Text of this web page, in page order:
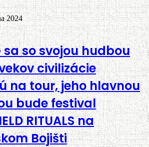
2024
sa so svojou hudbou
civilizácie
na tour, jeho hlavnou
bude festival
RITUALS na
Bojišti